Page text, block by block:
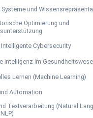
Systeme und
Optimierung und
Cybersecurity
Intelligenz im
Lernen (Machine Learning)
Automation
Textverarbeitung (Natural